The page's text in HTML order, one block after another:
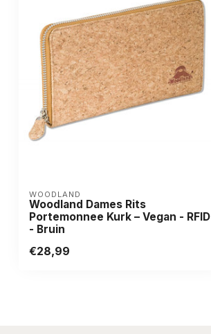
WOODLAND
Woodland Dames Rits
Portemonnee Kurk – Vegan - RFID
- Bruin
€28,99